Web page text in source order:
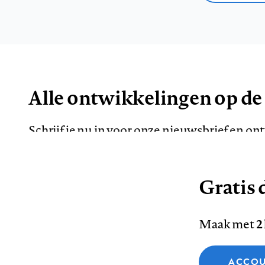
Alle ontwikkelingen op de
Schrijf je nu in voor onze nieuwsbrief en
Gratis
Maak met
Functionele cookies